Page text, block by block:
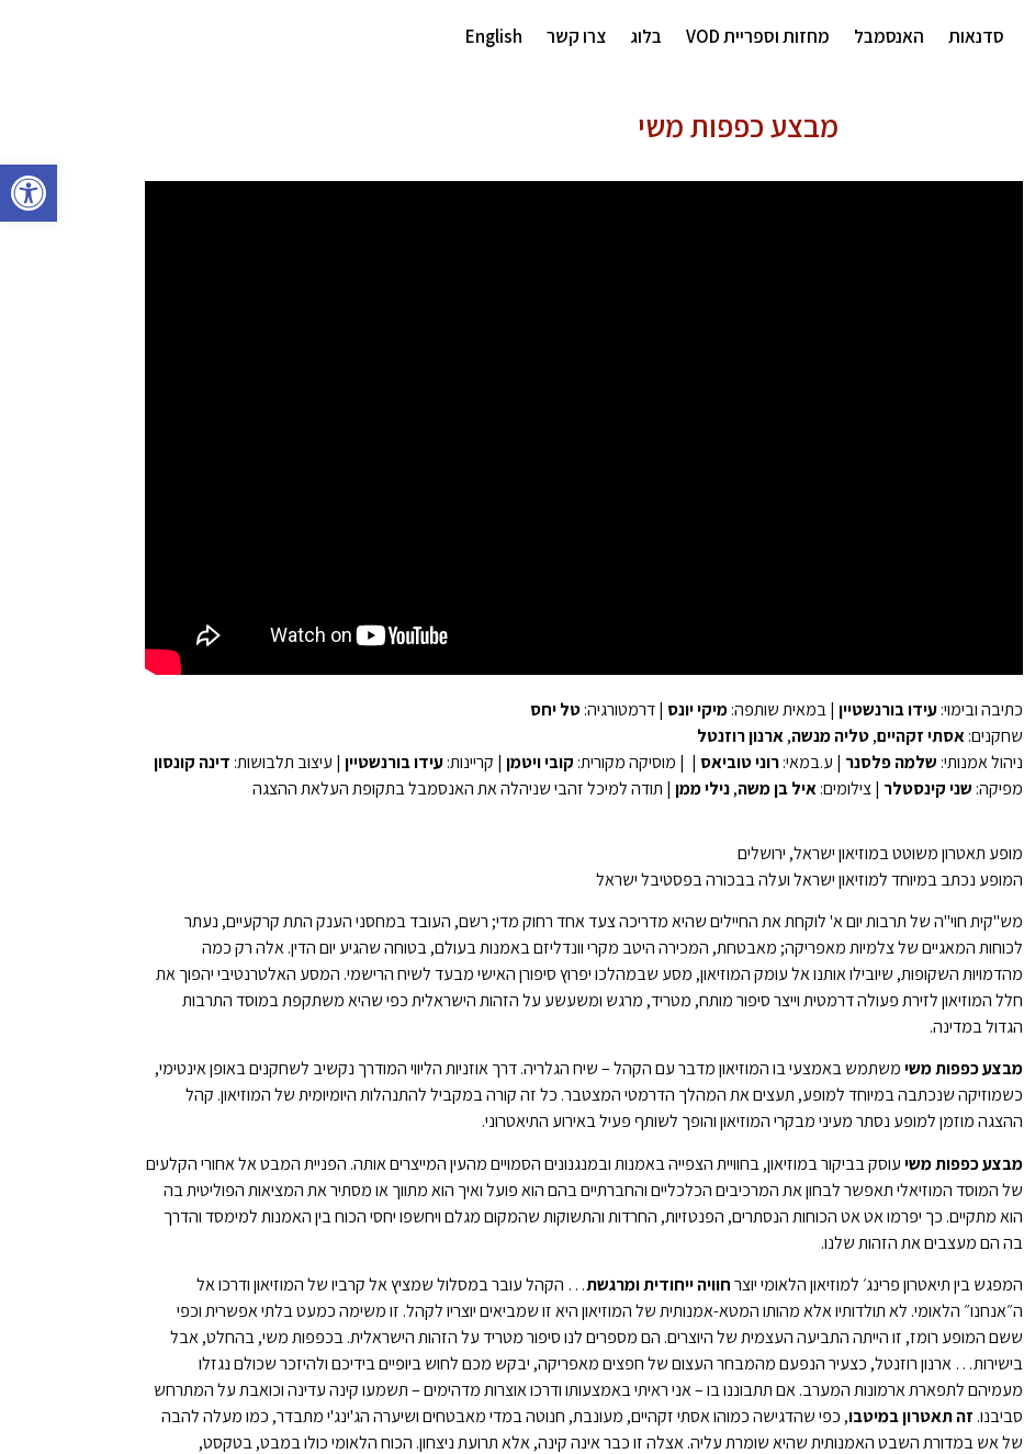
פתח
סדנאות האנסמבל מחזות וספריית VOD בלוג צרו קשר English
מבצע כפפות משי
כתיבה ובימוי:עידו בורנשטיין | במאית שותפה:מיקי יונס | דרמטורגיה:טל יחס
שחקנים:אסתי זקהיים,טליה מנשה,ארנון רוזנטל
ניהול אמנותי: שלמה פלסנר | ע.במאי:רוני טוביאס | | מוסיקה מקורית: קובי ויטמן | קריינות:עידו בורנשטיין | עיצוב תלבושות: דינה קונסון
מפיקה: שני קינסטלר | צילומים:איל בן משה,נילי ממן | תודה למיכל זהבי שניהלה את האנסמבל בתקופת העלאת ההצגה
מופע תאטרון משוטט במוזיאון ישראל, ירושלים
המופע נכתב במיוחד למוזיאון ישראל ועלה בבכורה בפסטיבל ישראל
מש"קית חוי"ה של תרבות יום א' לוקחת את החיילים שהיא מדריכה צעד אחד רחוק מדי; רשם, העובד במחסני הענק התת קרקעיים, נעתר
לכוחות המאגיים של צלמיות מאפריקה; מאבטחת, המכירה היטב מקרי וונדליזם באמנות בעולם, בטוחה שהגיע יום הדין. אלה רק כמה
מהדמויות השקופות, שיובילו אותנו אל עומק המוזיאון, מסע שבמהלכו יפרוץ סיפורן האישי מבעד לשיח הרישמי. המסע האלטרנטיבי יהפוך את
חלל המוזיאון לזירת פעולה דרמטית וייצר סיפור מותח, מטריד, מרגש ומשעשע על הזהות הישראלית כפי שהיא משתקפת במוסד התרבות
הגדול במדינה.
מבצע כפפות משימשתמש באמצעי בו המוזיאון מדבר עם הקהל – שיח הגלריה. דרך אוזניות הליווי המודרך נקשיב לשחקנים באופן אינטימי,
כשמוזיקה שנכתבה במיוחד למופע, תעצים את המהלך הדרמטי המצטבר. כל זה קורה במקביל להתנהלות היומיומית של המוזיאון. קהל
ההצגה מוזמן למופע נסתר מעיני מבקרי המוזיאון והופך לשותף פעיל באירוע התיאטרוני.
מבצע כפפות משיעוסק בביקור במוזיאון, בחוויית הצפייה באמנות ובמנגנונים הסמויים מהעין המייצרים אותה. הפניית המבט אל אחורי הקלעים
של המוסד המוזיאלי תאפשר לבחון את המרכיבים הכלכליים והחברתיים בהם הוא פועל ואיך הוא מתווך או מסתיר את המציאות הפוליטית בה
הוא מתקיים. כך יפרמו אט אט הכוחות הנסתרים, הפנטזיות, החרדות והתשוקות שהמקום מגלם ויחשפו יחסי הכוח בין האמנות למימסד והדרך
בה הם מעצבים את הזהות שלנו.
המפגש בין תיאטרון פרינג׳ למוזיאון הלאומי יוצרחוויה ייחודית ומרגשת… הקהל עובר במסלול שמציץ אל קרביו של המוזיאון ודרכו אל
ה״אנחנו״ הלאומי. לא תולדותיו אלא מהותו המטא-אמנותית של המוזיאון היא זו שמביאים יוצריו לקהל. זו משימה כמעט בלתי אפשרית וכפי
ששם המופע רומז, זו הייתה התביעה העצמית של היוצרים. הם מספרים לנו סיפור מטריד על הזהות הישראלית. בכפפות משי, בהחלט, אבל
בישירות… ארנון רוזנטל, כצעיר הנפעם מהמבחר העצום של חפצים מאפריקה, יבקש מכם לחוש ביופיים בידיכם ולהיזכר שכולם נגזלו
מעמיהם לתפארת ארמונות המערב. אם תתבוננו בו – אני ראיתי באמצעותו ודרכו אוצרות מדהימים – תשמעו קינה עדינה וכואבת על המתרחש
סביבנו. זה תאטרון במיטבו, כפי שהדגישה כמוהו אסתי זקהיים, מעונבת, חנוטה במדי מאבטחים ושיערה הג'ינג'י מתבדר, כמו מעלה להבה
של אש במדורת השבט האמנותית שהיא שומרת עליה. אצלה זו כבר אינה קינה, אלא תרועת ניצחון. הכוח הלאומי כולו במבט, בטקסט,